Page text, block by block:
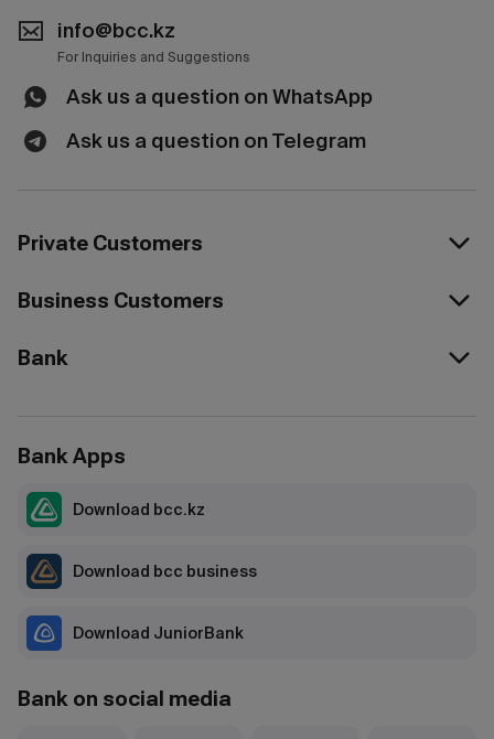
info@bcc.kz
For Inquiries and Suggestions
Ask us a question on WhatsApp
Ask us a question on Telegram
Private Customers
Business Customers
Bank
Bank on social media
Bank Apps
Download bcc.kz
Download bcc business
Download JuniorBank